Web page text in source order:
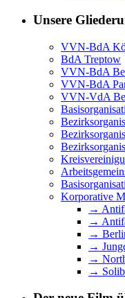
Unsere
VVN-BdA
BdA Treptow
VVN-BdA
VVN-BdA
VVN-VdA
Korporative
→
→
→
→
→
→